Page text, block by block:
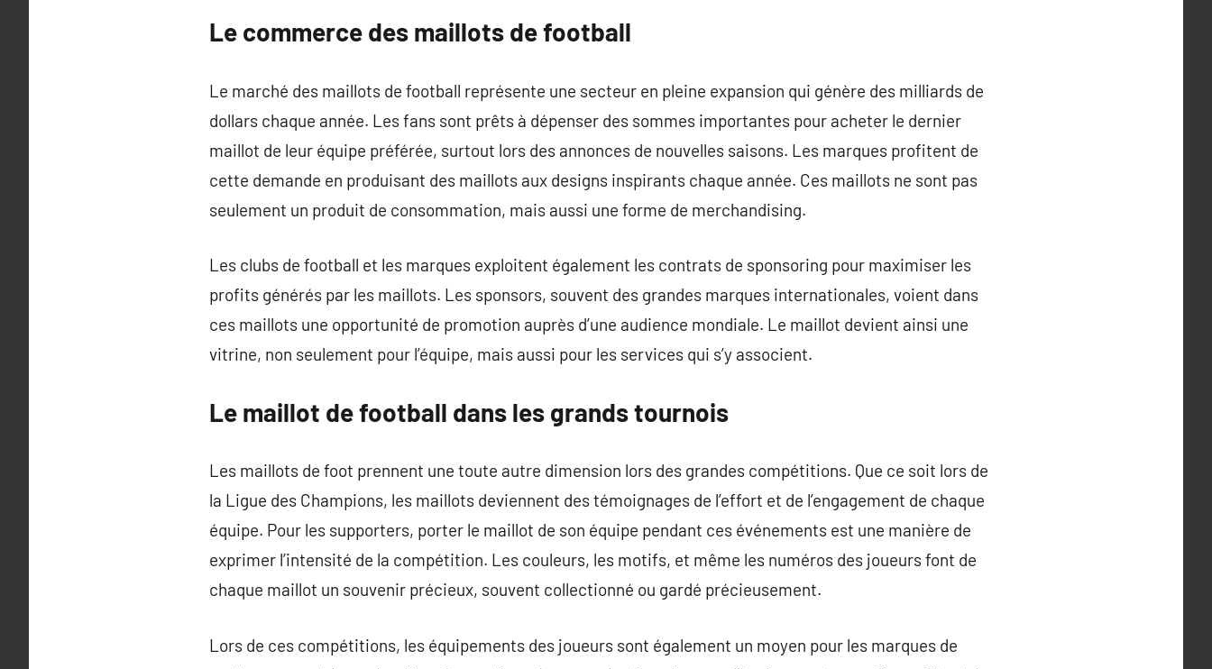
Le commerce des maillots de football
Le marché des maillots de football représente une secteur en pleine expansion qui génère des milliards de
dollars chaque année. Les fans sont prêts à dépenser des sommes importantes pour acheter le dernier
maillot de leur équipe préférée, surtout lors des annonces de nouvelles saisons. Les marques profitent de
cette demande en produisant des maillots aux designs inspirants chaque année. Ces maillots ne sont pas
seulement un produit de consommation, mais aussi une forme de merchandising.
Les clubs de football et les marques exploitent également les contrats de sponsoring pour maximiser les
profits générés par les maillots. Les sponsors, souvent des grandes marques internationales, voient dans
ces maillots une opportunité de promotion auprès d’une audience mondiale. Le maillot devient ainsi une
vitrine, non seulement pour l’équipe, mais aussi pour les services qui s’y associent.
Le maillot de football dans les grands tournois
Les maillots de foot prennent une toute autre dimension lors des grandes compétitions. Que ce soit lors de
la Ligue des Champions, les maillots deviennent des témoignages de l’effort et de l’engagement de chaque
équipe. Pour les supporters, porter le maillot de son équipe pendant ces événements est une manière de
exprimer l’intensité de la compétition. Les couleurs, les motifs, et même les numéros des joueurs font de
chaque maillot un souvenir précieux, souvent collectionné ou gardé précieusement.
Lors de ces compétitions, les équipements des joueurs sont également un moyen pour les marques de